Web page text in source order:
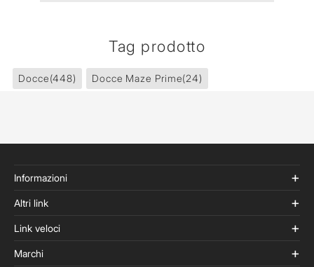
Tag prodotto
Docce(448) Docce Maze Prime(24)
Informazioni
Altri link
Link veloci
Marchi